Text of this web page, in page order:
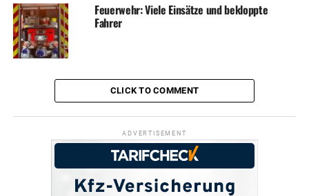
Feuerwehr: Viele Einsätze und bekloppte
Fahrer
CLICK TO COMMENT
ADVERTISEMENT